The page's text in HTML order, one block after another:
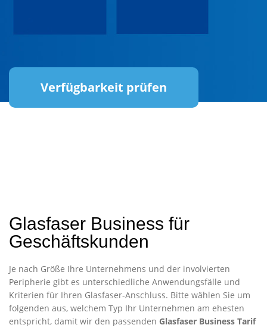
Verfügbarkeit prüfen
Glasfaser Business für
Geschäftskunden
Je nach Größe Ihre Unternehmens und der involvierten
Peripherie gibt es unterschiedliche Anwendungsfälle und
Kriterien für Ihren Glasfaser-Anschluss. Bitte wählen Sie um
folgenden aus, welchem Typ Ihr Unternehmen am ehesten
entspricht, damit wir den passenden Glasfaser Business Tarif